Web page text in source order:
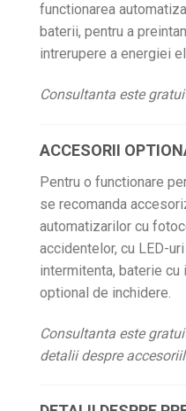
functionarea
baterii, pentru a
intrerupere a energiei
Consultanta este
ACCESORII
Pentru o functionare
se recomanda
automatizarilor cu
accidentelor, cu LED-
intermitenta, baterie
optional de inchidere.
Consultanta este
detalii despre